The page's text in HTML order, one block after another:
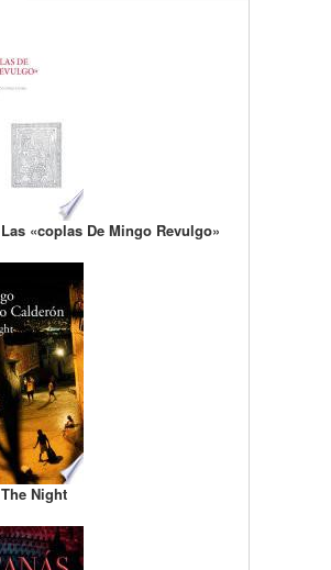
Las «coplas De Mingo Revulgo»
The Night